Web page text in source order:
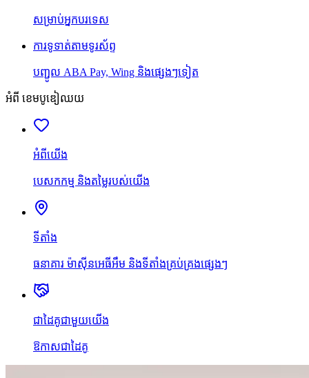
សម្រាប់អ្នកបរទេស
ការទូទាត់តាមទូរស័ព្ទ
បញ្ជូល ABA Pay, Wing និងផ្សេងៗទៀត
អំពី ខេមបូឌៀឈយ
អំពីយើង
បេសកកម្ម និងតម្លៃរបស់យើង
ទីតាំង
ធនាគារ ម៉ាស៊ីនអេធីអឹម និងទីតាំងគ្រប់គ្រងផ្សេងៗ
ជាដៃគូជាមួយយើង
ឱកាសជាដៃគូ